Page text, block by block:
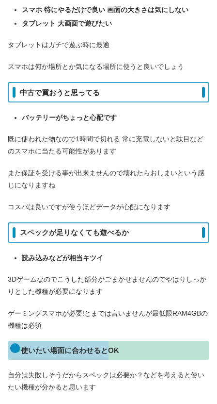
スマホ 特にやるだけで良い 画面の大きさは気にしない
タブレット 大画面で遊びたい
タブレットはガチで遊ぶ時に最適
スマホは何か場所とか気になる場所に使うと良いでしょう
中古で買おうと思ってる
バッテリーがちょっと心配です
既に使われた物なので1時間で切れる 常に充電しないと駄目など
のスマホに当たる可能性があります
また保証を受ける事が出来ませんので壊れたらおしまいという感
じになりますね
コスパは良いですが使うほどデータが心配になります
スペックが足りなくても遊べるか
読み込みなどが相当キツイ
3Dゲームなのでこうした部分がごまかせませんのでやはりしっか
りとした機種が必要になります
ゲーミングスマホが必要!とまでは言いませんが最低限RAM4GBの
機種は必須
使いたい場面に合わせるとOK
自分は失敗しそうだからスペックは必要か？などを考えると使い
たい機種が分かると思います